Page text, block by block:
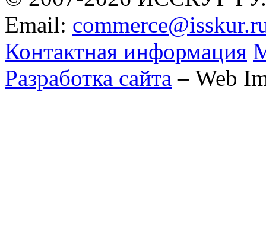
Email:
Контактная информация
Разработка сайта – Web